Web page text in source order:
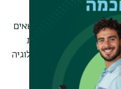
תלמדו נושאים
תרבות בחברות
ריבוד, אתניות, סוציולוגיה
גלובליזציה,
מגדר וסוציולוגיה